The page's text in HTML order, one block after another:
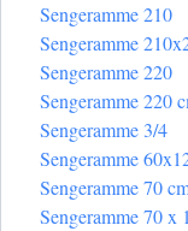
Sengeramme 210
Sengeramme
Sengeramme 220
Sengeramme 220
Sengeramme 3/4
Sengeramme
Sengeramme 70
Sengeramme 70 x